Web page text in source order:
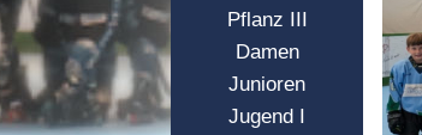
Pflanz III
Damen
Junioren
Jugend I